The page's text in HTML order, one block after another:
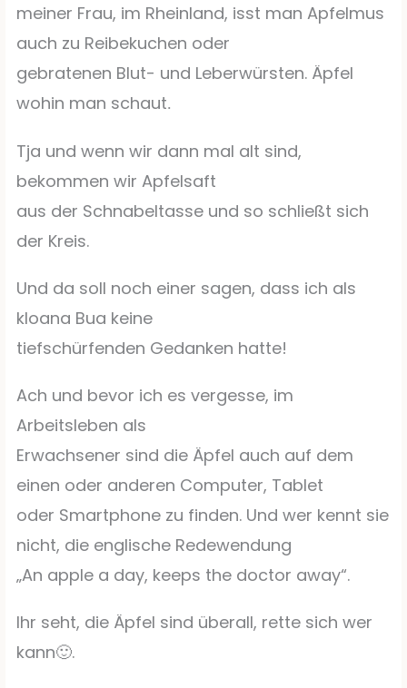
meiner Frau, im Rheinland, isst man Apfelmus
auch zu Reibekuchen oder
gebratenen Blut- und Leberwürsten. Äpfel
wohin man schaut.
Tja und wenn wir dann mal alt sind,
bekommen wir Apfelsaft
aus der Schnabeltasse und so schließt sich
der Kreis.
Und da soll noch einer sagen, dass ich als
kloana Bua keine
tiefschürfenden Gedanken hatte!
Ach und bevor ich es vergesse, im
Arbeitsleben als
Erwachsener sind die Äpfel auch auf dem
einen oder anderen Computer, Tablet
oder Smartphone zu finden. Und wer kennt sie
nicht, die englische Redewendung
„An apple a day, keeps the doctor away“.
Ihr seht, die Äpfel sind überall, rette sich wer
kann🙂.